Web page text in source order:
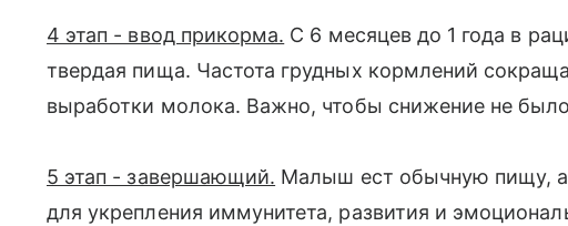
4 этап - ввод прикорма. С 6 месяцев до 1 года в
твердая пища. Частота грудных кормлений
выработки молока. Важно, чтобы снижение не
5 этап - завершающий. Малыш ест обычную пищу,
для укрепления иммунитета, развития и